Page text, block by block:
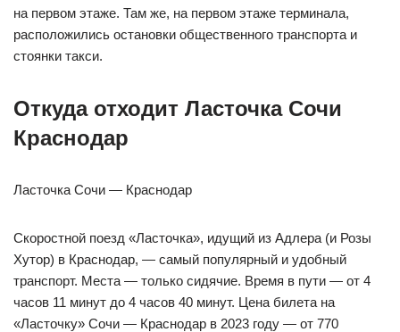
на первом этаже. Там же, на первом этаже терминала,
расположились остановки общественного транспорта и
стоянки такси.
Откуда отходит Ласточка Сочи
Краснодар
Ласточка Сочи — Краснодар
Скоростной поезд «Ласточка», идущий из Адлера (и Розы
Хутор) в Краснодар, — самый популярный и удобный
транспорт. Места — только сидячие. Время в пути — от 4
часов 11 минут до 4 часов 40 минут. Цена билета на
«Ласточку» Сочи — Краснодар в 2023 году — от 770